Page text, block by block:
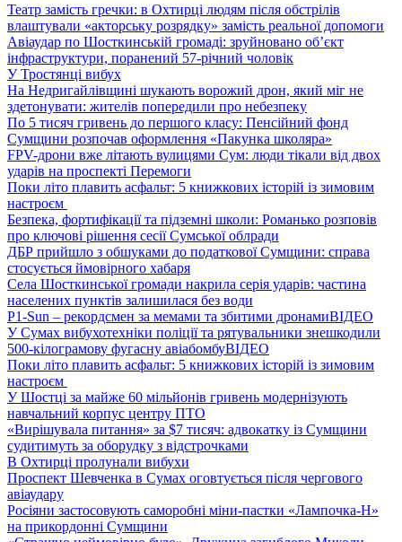
Театр замість гречки: в Охтирці людям після обстрілів
влаштували «акторську розрядку» замість реальної допомоги
Авіаудар по Шосткинській громаді: зруйновано об’єкт
інфраструктури, поранений 57-річний чоловік
У Тростянці вибух
На Недригайлівщині шукають ворожий дрон, який міг не
здетонувати: жителів попередили про небезпеку
По 5 тисяч гривень до першого класу: Пенсійний фонд
Сумщини розпочав оформлення «Пакунка школяра»
FPV-дрони вже літають вулицями Сум: люди тікали від двох
ударів на проспекті Перемоги
Поки літо плавить асфальт: 5 книжкових історій із зимовим
настроєм
Безпека, фортифікації та підземні школи: Романько розповів
про ключові рішення сесії Сумської облради
ДБР прийшло з обшуками до податкової Сумщини: справа
стосується ймовірного хабаря
Села Шосткинської громади накрила серія ударів: частина
населених пунктів залишилася без води
P1-Sun – рекордсмен за мемами та збитими дронамиВІДЕО
У Сумах вибухотехніки поліції та рятувальники знешкодили
500-кілограмову фугасну авіабомбуВІДЕО
Поки літо плавить асфальт: 5 книжкових історій із зимовим
настроєм
У Шостці за майже 60 мільйонів гривень модернізують
навчальний корпус центру ПТО
«Вирішувала питання» за $7 тисяч: адвокатку із Сумщини
судитимуть за оборудку з відстрочками
В Охтирці пролунали вибухи
Проспект Шевченка в Сумах оговтується після чергового
авіаудару
Росіяни застосовують саморобні міни-пастки «Лампочка-Н»
на прикордонні Сумщини